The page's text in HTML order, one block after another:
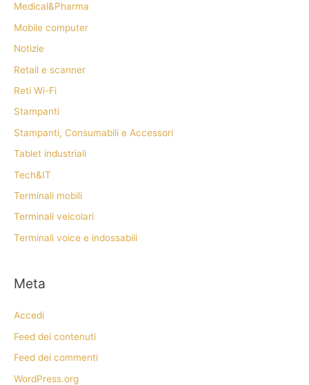
Medical&Pharma
Mobile computer
Notizie
Retail e scanner
Reti Wi-Fi
Stampanti
Stampanti, Consumabili e Accessori
Tablet industriali
Tech&IT
Terminali mobili
Terminali veicolari
Terminali voice e indossabili
Meta
Accedi
Feed dei contenuti
Feed dei commenti
WordPress.org